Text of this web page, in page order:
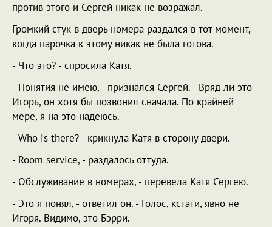
против этого и Сергей никак не возражал.
Громкий стук в дверь номера раздался в тот момент,
когда парочка к этому никак не была готова.
- Что это? - спросила Катя.
- Понятия не имею, - признался Сергей. - Вряд ли это
Игорь, он хотя бы позвонил сначала. По крайней
мере, я на это надеюсь.
- Who is there? - крикнула Катя в сторону двери.
- Room service, - раздалось оттуда.
- Обслуживание в номерах, - перевела Катя Сергею.
- Это я понял, - ответил он. - Голос, кстати, явно не
Игоря. Видимо, это Бэрри.